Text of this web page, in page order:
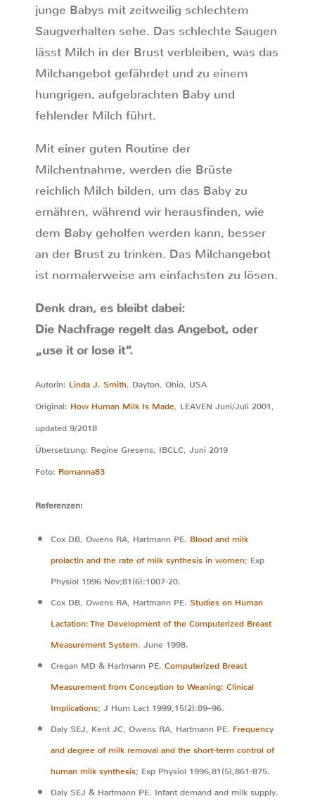
junge Babys mit zeitweilig schlechtem
Saugverhalten sehe. Das schlechte Saugen
lässt Milch in der Brust verbleiben, was das
Milchangebot gefährdet und zu einem
hungrigen, aufgebrachten Baby und
fehlender Milch führt.
Mit einer guten Routine der
Milchentnahme, werden die Brüste
reichlich Milch bilden, um das Baby zu
ernähren, während wir herausfinden, wie
dem Baby geholfen werden kann, besser
an der Brust zu trinken. Das Milchangebot
ist normalerweise am einfachsten zu lösen.
Denk dran, es bleibt dabei:
Die Nachfrage regelt das Angebot, oder
„use it or lose it“.
Autorin: Linda J. Smith, Dayton, Ohio, USA
Original: How Human Milk Is Made, LEAVEN Juni/Juli 2001,
updated 9/2018
Übersetzung: Regine Gresens, IBCLC, Juni 2019
Foto: Romanna83
Referenzen:
Cox DB, Owens RA, Hartmann PE. Blood and milk
prolactin and the rate of milk synthesis in women; Exp
Physiol 1996 Nov;81(6):1007-20.
Cox DB, Owens RA, Hartmann PE. Studies on Human
Lactation: The Development of the Computerized Breast
Measurement System. June 1998.
Cregan MD & Hartmann PE. Computerized Breast
Measurement from Conception to Weaning: Clinical
Implications; J Hum Lact 1999,15(2):89–96.
Daly SEJ, Kent JC, Owens RA, Hartmann PE. Frequency
and degree of milk removal and the short-term control of
human milk synthesis; Exp Physiol 1996,81(5),861-875.
Daly SEJ & Hartmann PE. Infant demand and milk supply.